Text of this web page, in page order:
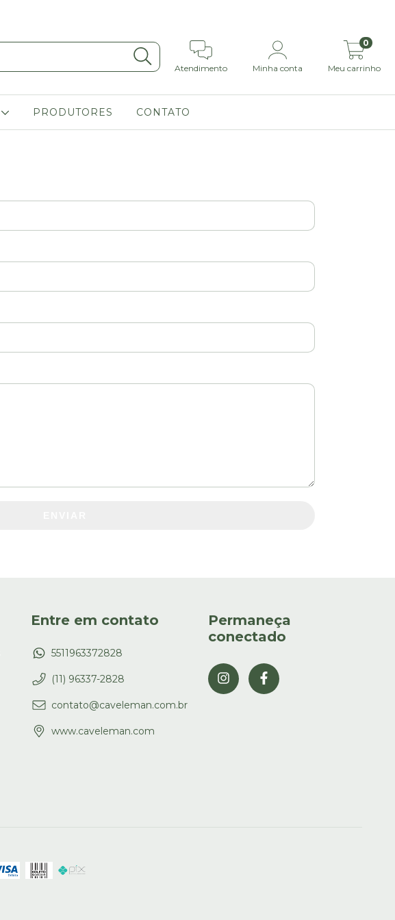
Atendimento Minha conta Meu carrinho
0
PRODUTORES CONTATO
Entre em contato
5511963372828
(11) 96337-2828
contato@caveleman.com.br
www.caveleman.com
Permaneça
conectado